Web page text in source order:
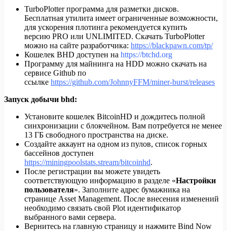
TurboPlotter программа для разметки дисков.
Бесплатная утилита имеет ограниченные возможности,
для ускорения плотинга рекомендуется купить
версию PRO или UNLIMITED. Скачать TurboPlotter
можно на сайте разработчика: https://blackpawn.com/tp/
Кошелек BHD доступен на https://btchd.org
Программу для майнинга на HDD можно скачать на
сервисе Github по
ссылке https://github.com/JohnnyFFM/miner-burst/releases
Запуск добычи bhd:
Установите кошелек BitcoinHD и дождитесь полной
синхронизации с блокчейном. Вам потребуется не менее
13 ГБ свободного пространства на диске.
Создайте аккаунт на одном из пулов, список горных
бассейнов доступен
https://miningpoolstats.stream/bitcoinhd.
После регистрации вы можете увидеть
соответствующую информацию в разделе «Настройки
пользователя». Заполните адрес бумажника на
странице Asset Management. После внесения изменений
необходимо связать свой Plot идентификатор
выбранного вами сервера.
Вернитесь на главную страницу и нажмите Bind Now